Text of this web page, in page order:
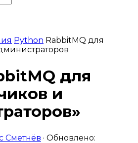
Python RabbitMQ для
для
и
Сметнёв · Обновлено: